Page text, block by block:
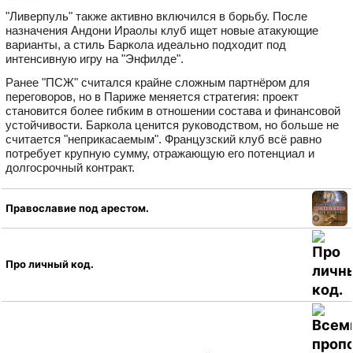
"Ливерпуль" также активно включился в борьбу. После
назначения Андони Ираолы клуб ищет новые атакующие
варианты, а стиль Баркола идеально подходит под
интенсивную игру на "Энфилде".
Ранее "ПСЖ" считался крайне сложным партнёром для
переговоров, но в Париже меняется стратегия: проект
становится более гибким в отношении состава и финансовой
устойчивости. Баркола ценится руководством, но больше не
считается "неприкасаемым". Французский клуб всё равно
потребует крупную сумму, отражающую его потенциал и
долгосрочный контракт.
Православие под арестом.
Про личный код.